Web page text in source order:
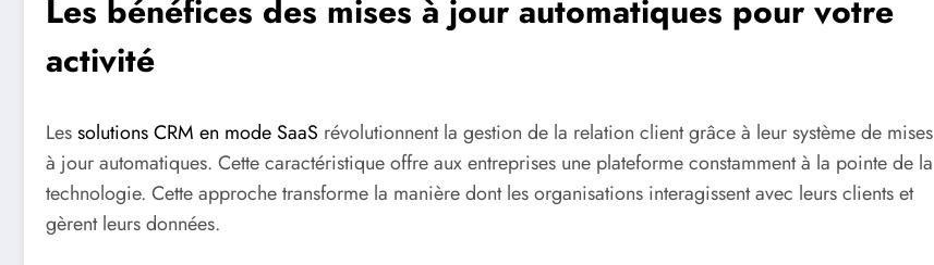
Les bénéfices des mises à jour automatiques pour votre
activité
Lessolutions CRM en mode SaaS révolutionnent la gestion de la relation client grâce à leur système de mises
à jour automatiques. Cette caractéristique offre aux entreprises une plateforme constamment à la pointe de la
technologie. Cette approche transforme la manière dont les organisations interagissent avec leurs clients et
gèrent leurs données.